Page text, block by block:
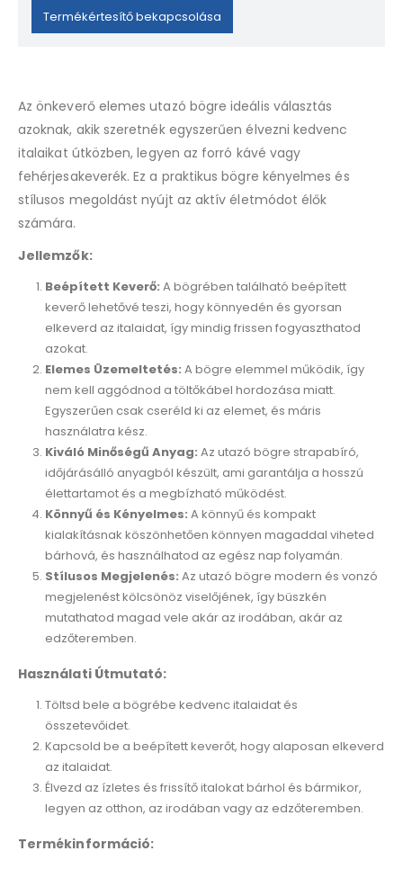
email
address
waitlist
for
this
product
Termékértesítő bekapcsolása
Az önkeverő elemes utazó bögre ideális választás
azoknak, akik szeretnék egyszerűen élvezni kedvenc
italaikat útközben, legyen az forró kávé vagy
fehérjesakeverék. Ez a praktikus bögre kényelmes és
stílusos megoldást nyújt az aktív életmódot élők
számára.
Jellemzők:
Beépített Keverő: A bögrében található beépített
keverő lehetővé teszi, hogy könnyedén és gyorsan
elkeverd az italaidat, így mindig frissen fogyaszthatod
azokat.
Elemes Üzemeltetés: A bögre elemmel működik, így
nem kell aggódnod a töltőkábel hordozása miatt.
Egyszerűen csak cseréld ki az elemet, és máris
használatra kész.
Kiváló Minőségű Anyag: Az utazó bögre strapabíró,
időjárásálló anyagból készült, ami garantálja a hosszú
élettartamot és a megbízható működést.
Könnyű és Kényelmes: A könnyű és kompakt
kialakításnak köszönhetően könnyen magaddal viheted
bárhová, és használhatod az egész nap folyamán.
Stílusos Megjelenés: Az utazó bögre modern és vonzó
megjelenést kölcsönöz viselőjének, így büszkén
mutathatod magad vele akár az irodában, akár az
edzőteremben.
Használati Útmutató:
Töltsd bele a bögrébe kedvenc italaidat és
összetevőidet.
Kapcsold be a beépített keverőt, hogy alaposan elkeverd
az italaidat.
Élvezd az ízletes és frissítő italokat bárhol és bármikor,
legyen az otthon, az irodában vagy az edzőteremben.
Termékinformáció: